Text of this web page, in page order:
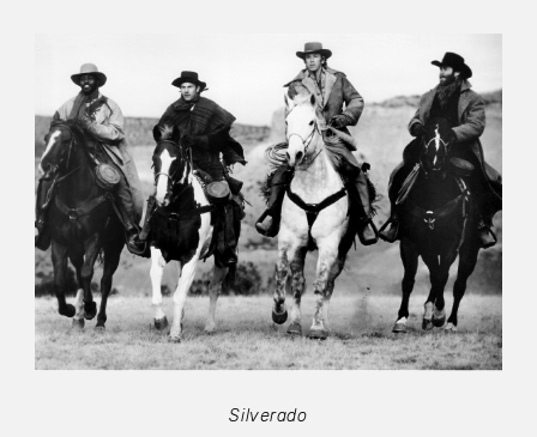
Silverado